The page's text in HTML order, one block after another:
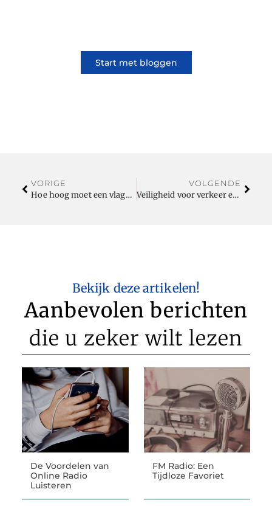
Start met bloggen
VORIGE
Hoe hoog moet een vlaggenmast zijn voor thuisgebruik?
VOLGENDE
Veiligheid voor verkeer en bezoekers rond vliegvelden
Bekijk deze artikelen!
Aanbevolen berichten
die u zeker wilt lezen
De Voordelen van
Online Radio
Luisteren
FM Radio: Een
Tijdloze Favoriet